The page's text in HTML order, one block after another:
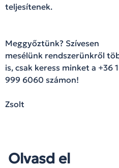
teljesítenek.
Meggyőztünk? Szívesen
mesélünk rendszerünkről
is, csak keress minket a +36 1
999 6060 számon!
Zsolt
Olvasd el